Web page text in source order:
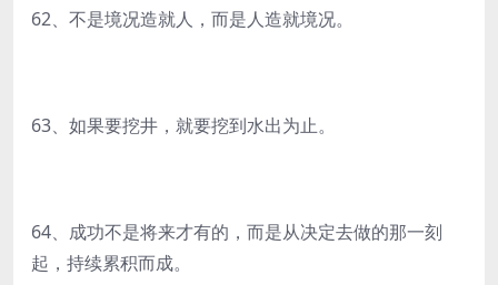
62、不是境况造就人，而是人造就境况。
63、如果要挖井，就要挖到水出为止。
64、成功不是将来才有的，而是从决定去做的那一刻
起，持续累积而成。